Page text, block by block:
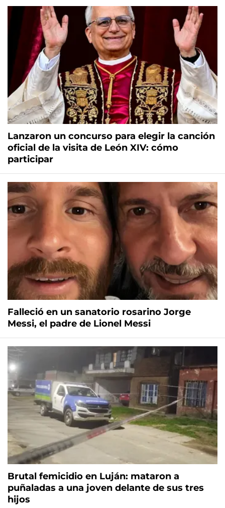
Lanzaron un concurso para elegir la canción
oficial de la visita de León XIV: cómo
participar
Falleció en un sanatorio rosarino Jorge
Messi, el padre de Lionel Messi
Brutal femicidio en Luján: mataron a
puñaladas a una joven delante de sus tres
hijos